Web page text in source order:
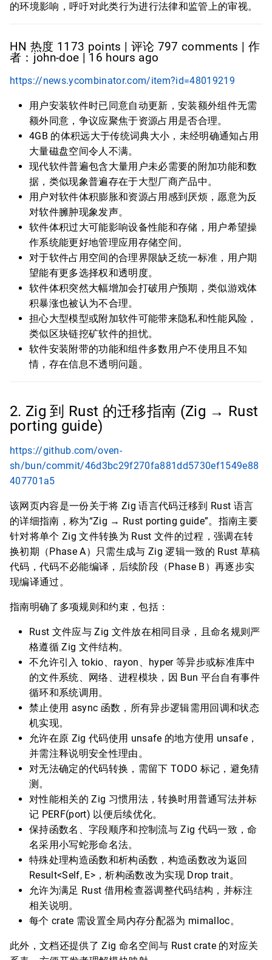
的环境影响，呼吁对此类行为进行法律和监管上的审视。
HN 热度 1173 points | 评论 797 comments | 作
者：john-doe | 16 hours ago
https://news.ycombinator.com/item?id=48019219
用户安装软件时已同意自动更新，安装额外组件无需
额外同意，争议应聚焦于资源占用是否合理。
4GB 的体积远大于传统词典大小，未经明确通知占用
大量磁盘空间令人不满。
现代软件普遍包含大量用户未必需要的附加功能和数
据，类似现象普遍存在于大型厂商产品中。
用户对软件体积膨胀和资源占用感到厌烦，愿意为反
对软件臃肿现象发声。
软件体积过大可能影响设备性能和存储，用户希望操
作系统能更好地管理应用存储空间。
对于软件占用空间的合理界限缺乏统一标准，用户期
望能有更多选择权和透明度。
软件体积突然大幅增加会打破用户预期，类似游戏体
积暴涨也被认为不合理。
担心大型模型或附加软件可能带来隐私和性能风险，
类似区块链挖矿软件的担忧。
软件安装附带的功能和组件多数用户不使用且不知
情，存在信息不透明问题。
2. Zig 到 Rust 的迁移指南 (Zig → Rust
porting guide)
https://github.com/oven-
sh/bun/commit/46d3bc29f270fa881dd5730ef1549e88
407701a5
该网页内容是一份关于将 Zig 语言代码迁移到 Rust 语言
的详细指南，称为“Zig → Rust porting guide”。指南主要
针对将单个 Zig 文件转换为 Rust 文件的过程，强调在转
换初期（Phase A）只需生成与 Zig 逻辑一致的 Rust 草稿
代码，代码不必能编译，后续阶段（Phase B）再逐步实
现编译通过。
指南明确了多项规则和约束，包括：
Rust 文件应与 Zig 文件放在相同目录，且命名规则严
格遵循 Zig 文件结构。
不允许引入 tokio、rayon、hyper 等异步或标准库中
的文件系统、网络、进程模块，因 Bun 平台自有事件
循环和系统调用。
禁止使用 async 函数，所有异步逻辑需用回调和状态
机实现。
允许在原 Zig 代码使用 unsafe 的地方使用 unsafe，
并需注释说明安全性理由。
对无法确定的代码转换，需留下 TODO 标记，避免猜
测。
对性能相关的 Zig 习惯用法，转换时用普通写法并标
记 PERF(port) 以便后续优化。
保持函数名、字段顺序和控制流与 Zig 代码一致，命
名采用小写蛇形命名法。
特殊处理构造函数和析构函数，构造函数改为返回
Result<Self, E>，析构函数改为实现 Drop trait。
允许为满足 Rust 借用检查器调整代码结构，并标注
相关说明。
每个 crate 需设置全局内存分配器为 mimalloc。
此外，文档还提供了 Zig 命名空间与 Rust crate 的对应关